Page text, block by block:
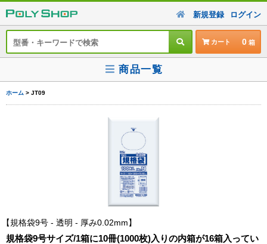
新規登録 ログイン
カート 0
商品一覧
ホーム > JT09
規格袋9号 - 透明 - 厚み0.02mm
規格袋9号サイズ/1箱に10冊(1000枚)入りの内箱が16箱入ってい